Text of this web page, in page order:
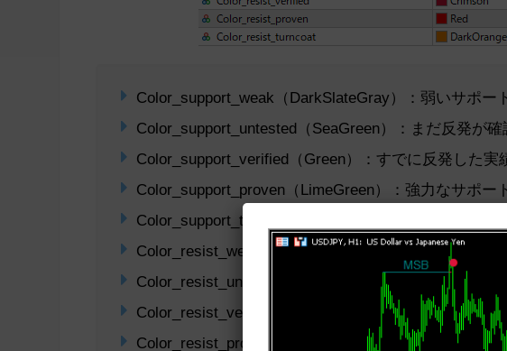
Color_support_weak（DarkSlateGray）：弱いサポー
Color_support_untested（SeaGreen）：まだ反発が
Color_support_verified（Green）：すでに反発した実
Color_support_proven（LimeGreen）：強力なサポー
Color_support_turncoat（OliveDrab）：元レジスタン
Color_resist_weak（Indigo）：弱いレジスタンス
Color_resist_untested（Orchid）：まだ反発が確認さ
Color_resist_verified（Crimson）：既に反発が確認
Color_resist_proven（Red）：強力なレジスタンス（